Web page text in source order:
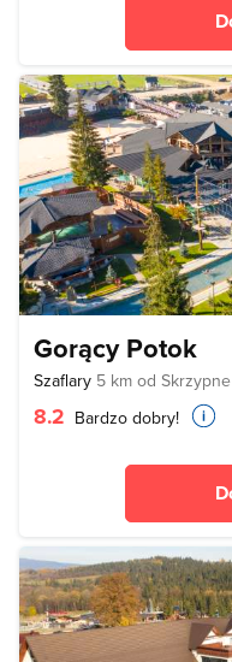
Gorący Potok
Szaflary 5 km od Skrzypne
8.2 Bardzo dobry!